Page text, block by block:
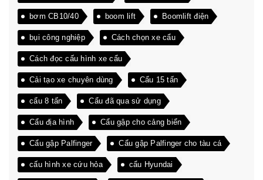
bơm CB10/40 boom lift Boomlift điện
bụi công nghiệp Cách chọn xe cẩu
Cách đọc cấu hình xe cẩu
Cải tạo xe chuyên dùng Cẩu 15 tấn
cẩu 8 tấn Cẩu đã qua sử dụng
Cẩu địa hình Cẩu gập cho cảng biển
Cẩu gập Palfinger Cẩu gập Palfinger cho tàu cá
cấu hình xe cứu hỏa cẩu Hyundai